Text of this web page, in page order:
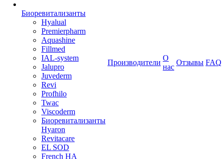
Биоревитализанты
Hyalual
Premierpharm
Aquashine
Fillmed
IAL-system
Jalupro
Juvederm
Revi
Profhilo
Twac
Viscoderm
Биоревитализанты
Hyaron
Revitacare
EL SOD
French HA
Производители
О
нас
Отзывы FAQ